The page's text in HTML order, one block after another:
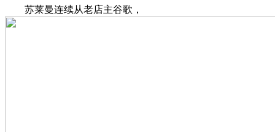
苏莱曼连续从老店主谷歌，